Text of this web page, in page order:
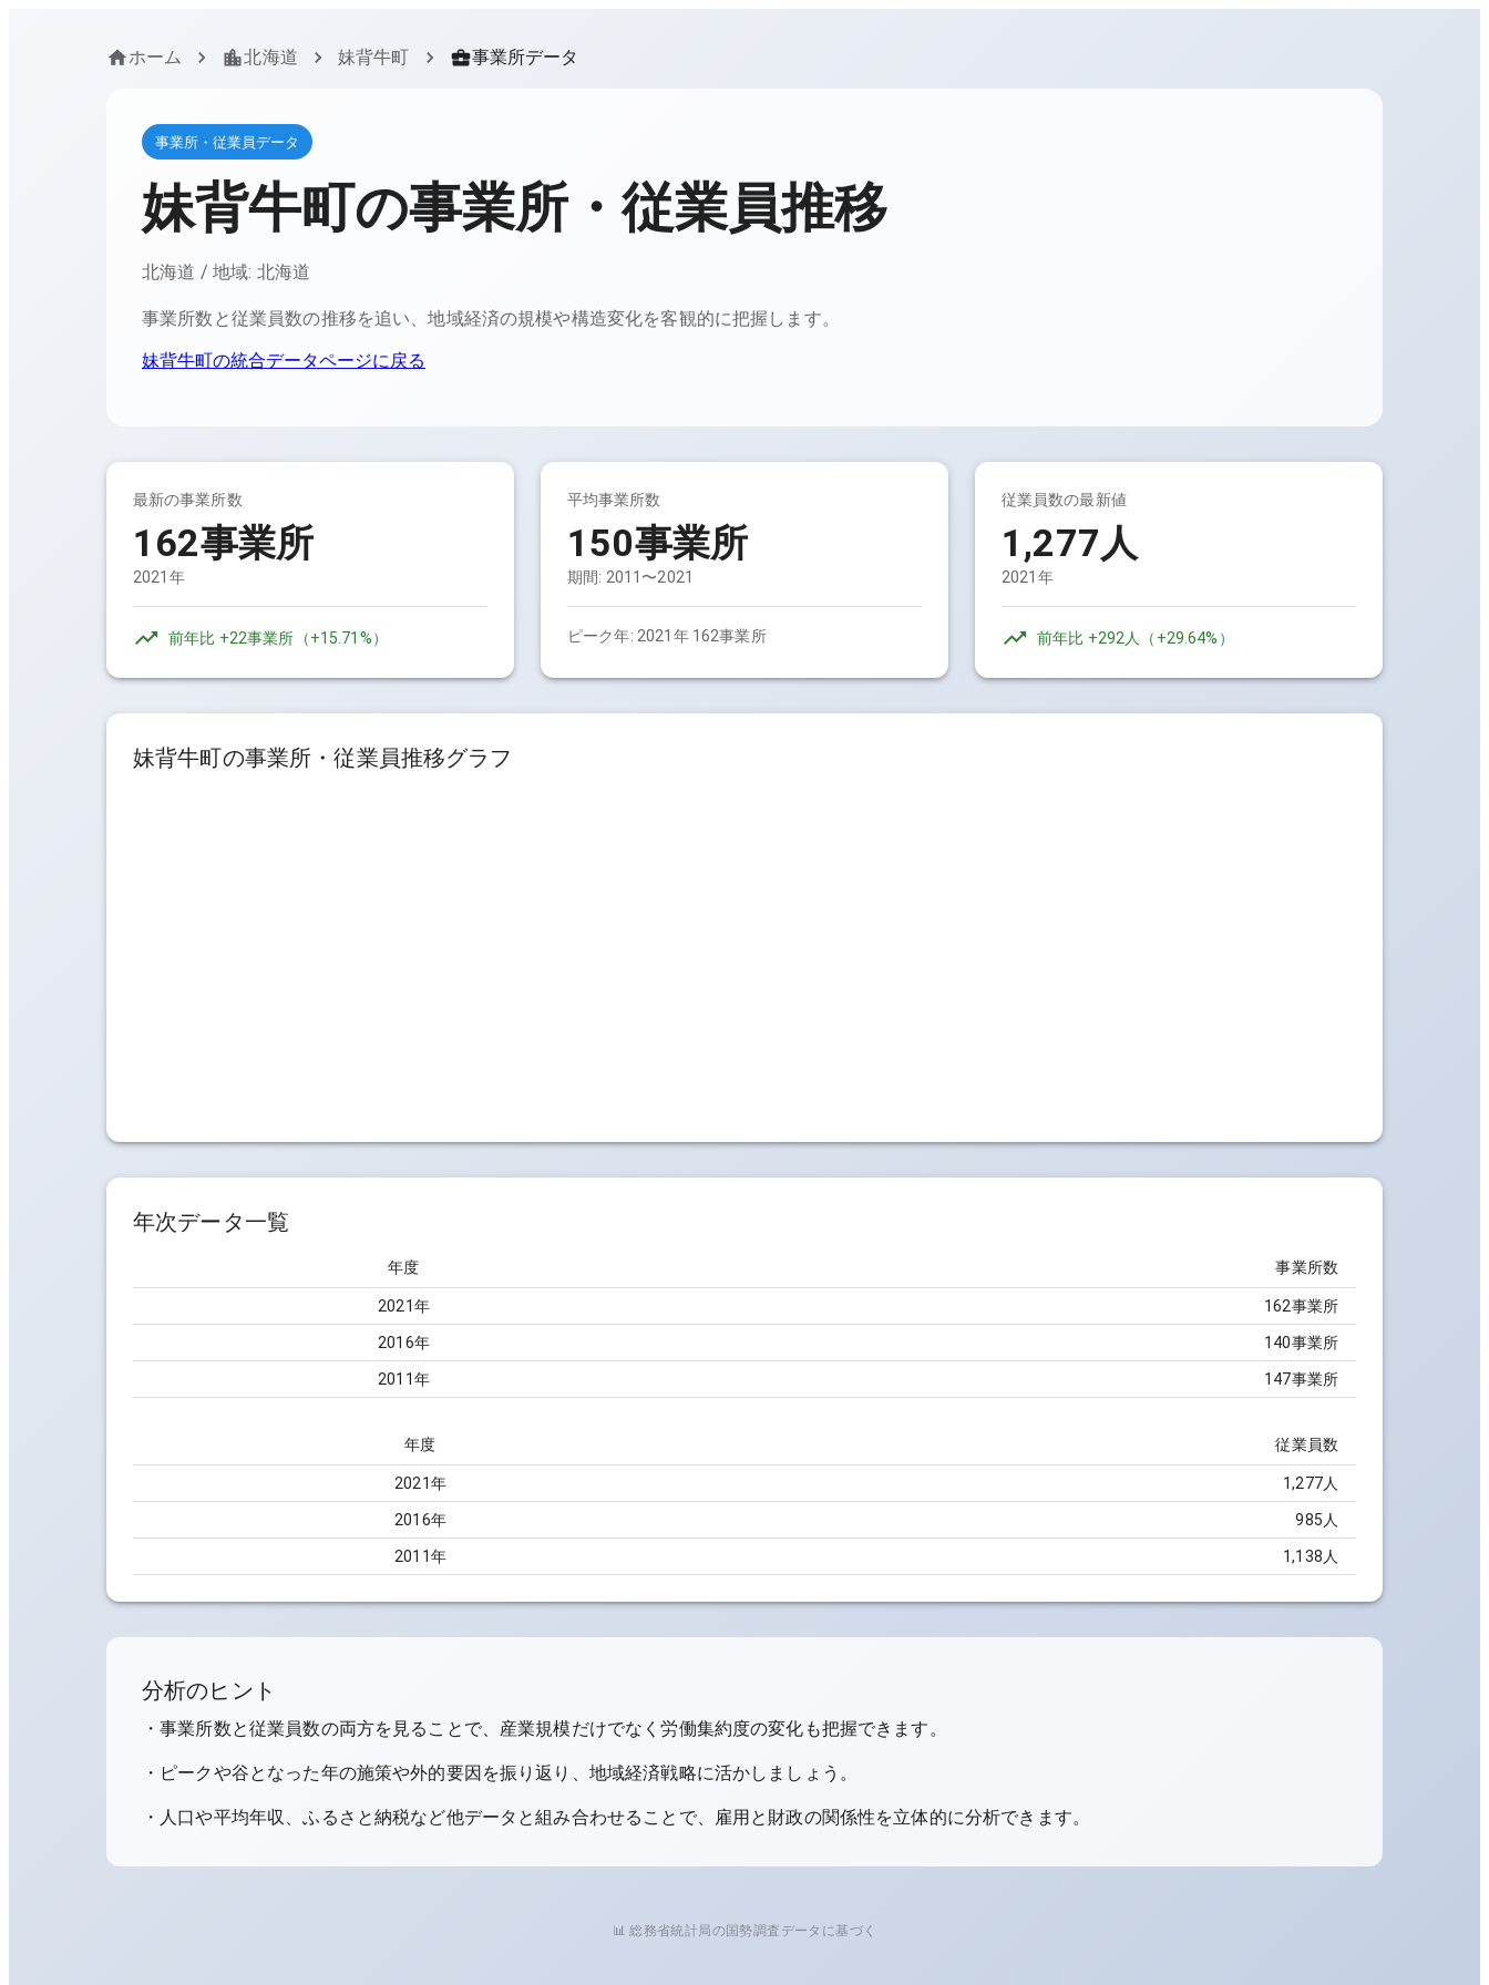
ホーム 北海道 妹背牛町 事業所データ
事業所・従業員データ
妹背牛町の事業所・従業員推移
北海道 / 地域: 北海道
事業所数と従業員数の推移を追い、地域経済の規模や構造変化を客観的に把握します。
妹背牛町の統合データページに戻る
最新の事業所数
162事業所
2021年
前年比 +22事業所 （+15.71%）
平均事業所数
150事業所
期間: 2011〜2021
ピーク年: 2021年 162事業所
従業員数の最新値
1,277人
2021年
前年比 +292人 （ +29.64% ）
妹背牛町の事業所・従業員推移グラフ
年次データ一覧
年度 事業所数
2021年 162事業所
2016年 140事業所
2011年 147事業所
年度 従業員数
2021年 1,277人
2016年 985人
2011年 1,138人
分析のヒント
・事業所数と従業員数の両方を見ることで、産業規模だけでなく労働集約度の変化も把握できます。
・ピークや谷となった年の施策や外的要因を振り返り、地域経済戦略に活かしましょう。
・人口や平均年収、ふるさと納税など他データと組み合わせることで、雇用と財政の関係性を立体的に分析できます。
📊 総務省統計局の国勢調査データに基づく